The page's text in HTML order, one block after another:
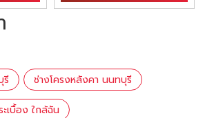
รี ช่างโครงหลังคา นนทบุรี
เบื้อง ใกล้ฉัน